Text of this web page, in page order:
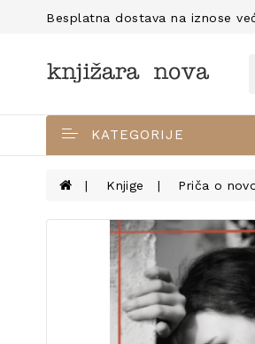
Besplatna dostava na iznose
KATEGORIJE
Knjige Priča o